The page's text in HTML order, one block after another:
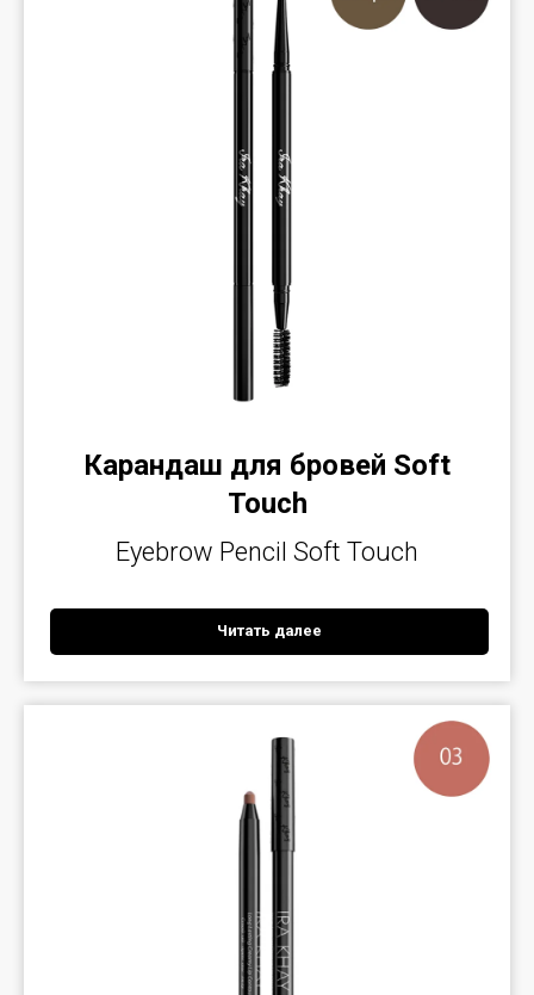
Карандаш для бровей Soft
Touch
Eyebrow Pencil Soft Touch
Читать далее